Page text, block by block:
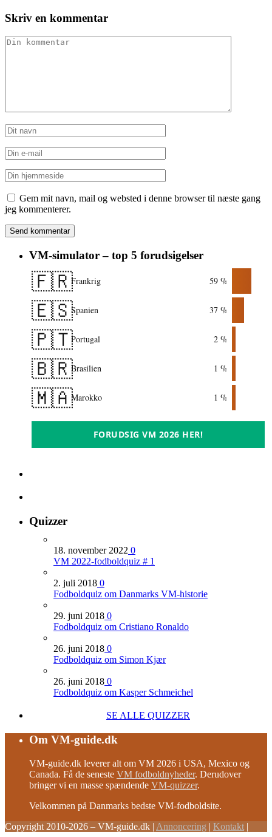
Skriv en kommentar
Gem mit navn, mail og websted i denne browser til næste gang
jeg kommenterer.
VM-simulator – top 5 forudsigelser
🇫🇷Frankrig 59 %
🇪🇸Spanien 37 %
🇵🇹Portugal 2 %
🇧🇷Brasilien 1 %
🇲🇦Marokko 1 %
FORUDSIG VM 2026 HER!
Quizzer
18. november 2022 0
VM 2022-fodboldquiz # 1
2. juli 2018 0
Fodboldquiz om Danmarks VM-historie
29. juni 2018 0
Fodboldquiz om Cristiano Ronaldo
26. juni 2018 0
Fodboldquiz om Simon Kjær
26. juni 2018 0
Fodboldquiz om Kasper Schmeichel
SE ALLE QUIZZER
Om VM-guide.dk
VM-guide.dk leverer alt om VM 2026 i USA, Mexico og
Canada. Få de seneste VM fodboldnyheder. Derudover
bringer vi en masse spændende VM-quizzer.
Velkommen på Danmarks bedste VM-fodboldsite.
Copyright 2010-2026 – VM-guide.dk | Annoncering | Kontakt |